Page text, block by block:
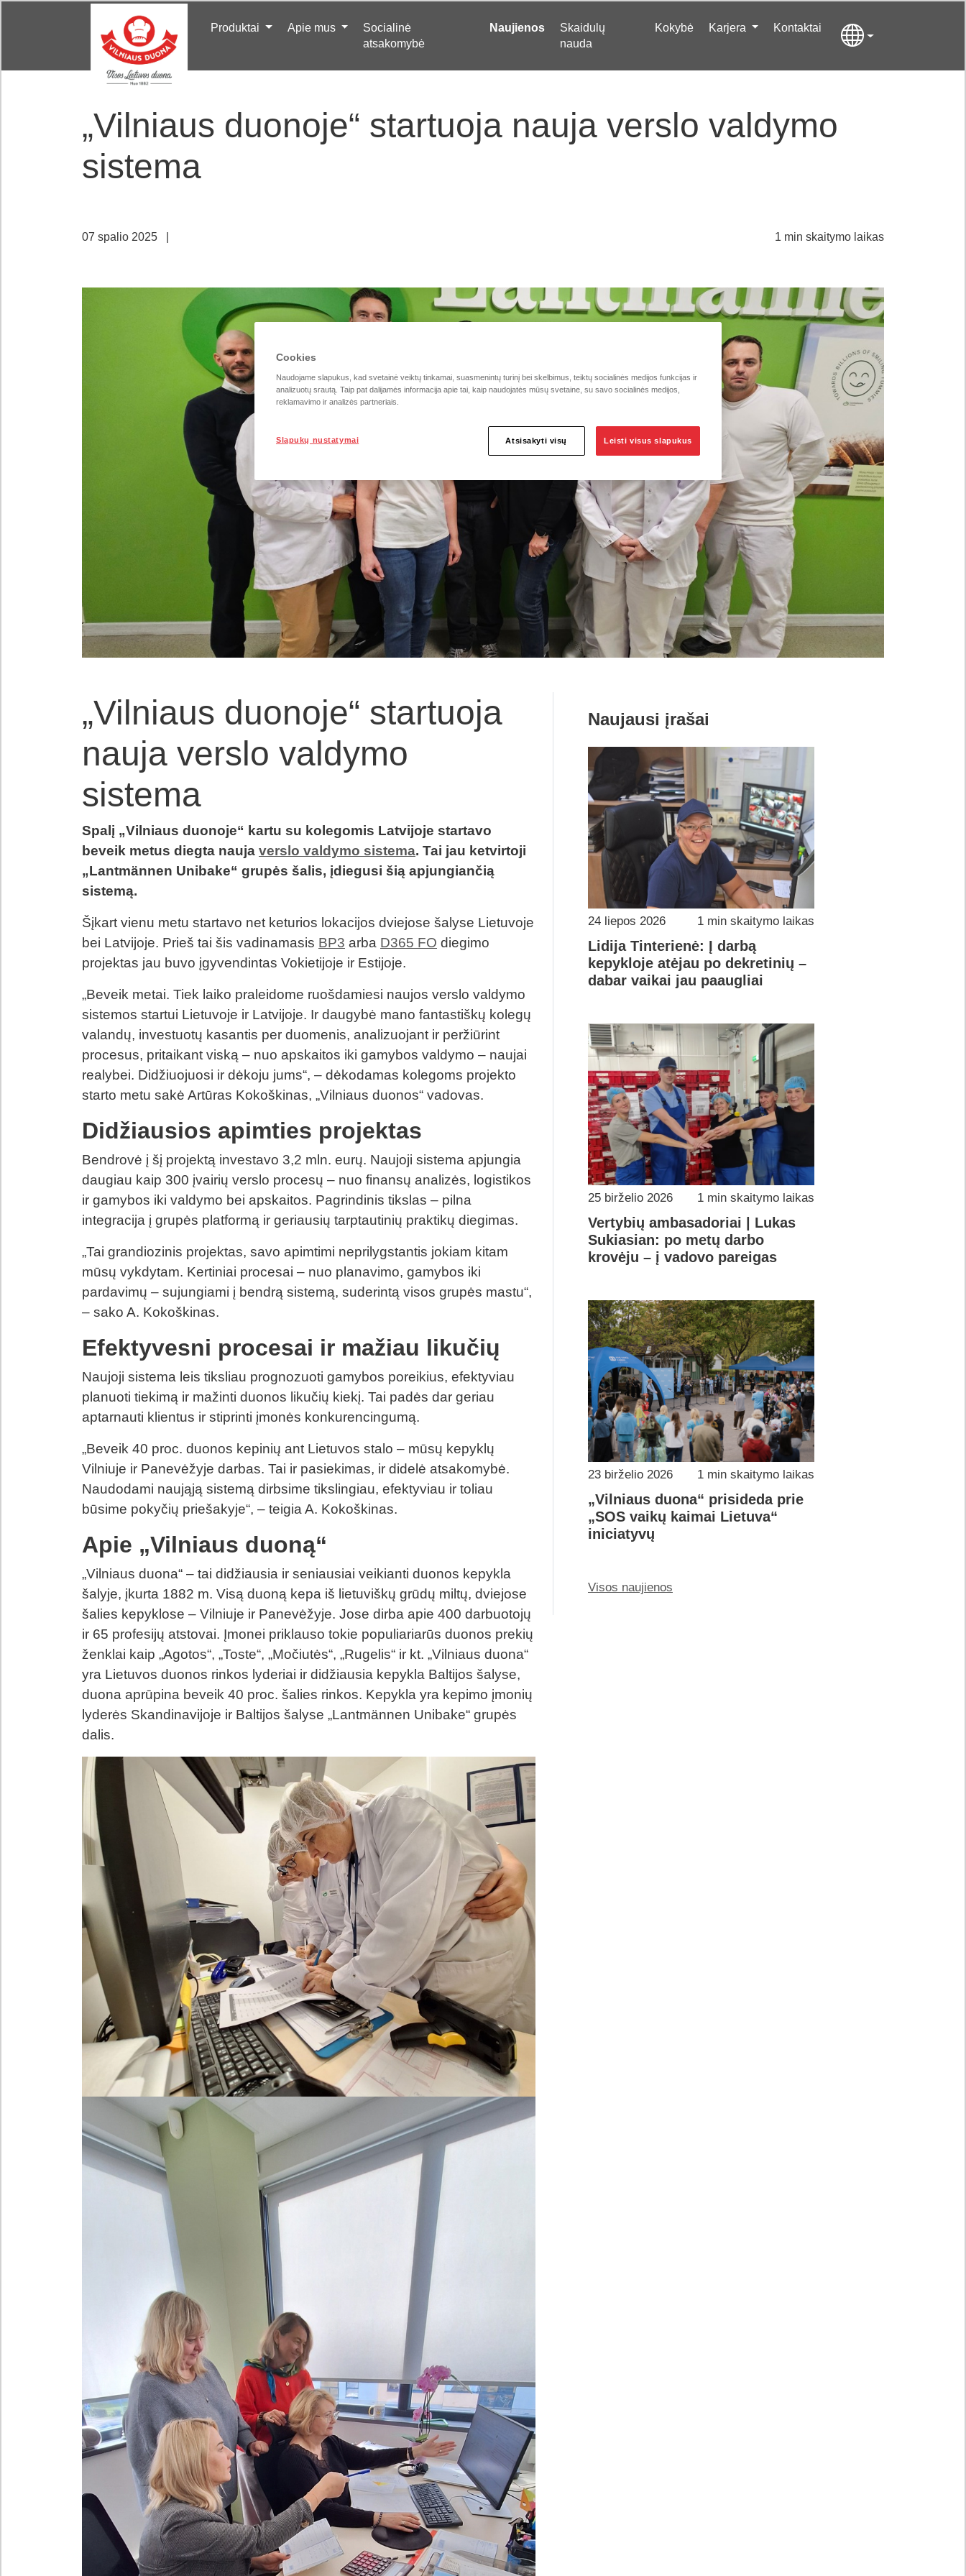
Produktai Apie mus
Socialinė
atsakomybė
Naujienos
Skaidulų
nauda
Kokybė Karjera Kontaktai
„Vilniaus duonoje“ startuoja nauja verslo valdymo
sistema
07 spalio 2025 1 min skaitymo laikas
„Vilniaus duonoje“ startuoja
nauja verslo valdymo
sistema
Spalį „Vilniaus duonoje“ kartu su kolegomis Latvijoje startavo
beveik metus diegta nauja verslo valdymo sistema. Tai jau ketvirtoji
„Lantmännen Unibake“ grupės šalis, įdiegusi šią apjungiančią
sistemą.
Šįkart vienu metu startavo net keturios lokacijos dviejose šalyse Lietuvoje
bei Latvijoje. Prieš tai šis vadinamasis BP3 arba D365 FO diegimo
projektas jau buvo įgyvendintas Vokietijoje ir Estijoje.
„Beveik metai. Tiek laiko praleidome ruošdamiesi naujos verslo valdymo
sistemos startui Lietuvoje ir Latvijoje. Ir daugybė mano fantastiškų kolegų
valandų, investuotų kasantis per duomenis, analizuojant ir peržiūrint
procesus, pritaikant viską – nuo apskaitos iki gamybos valdymo – naujai
realybei. Didžiuojuosi ir dėkoju jums“, – dėkodamas kolegoms projekto
starto metu sakė Artūras Kokoškinas, „Vilniaus duonos“ vadovas.
Didžiausios apimties projektas
Bendrovė į šį projektą investavo 3,2 mln. eurų. Naujoji sistema apjungia
daugiau kaip 300 įvairių verslo procesų – nuo finansų analizės, logistikos
ir gamybos iki valdymo bei apskaitos. Pagrindinis tikslas – pilna
integracija į grupės platformą ir geriausių tarptautinių praktikų diegimas.
„Tai grandiozinis projektas, savo apimtimi neprilygstantis jokiam kitam
mūsų vykdytam. Kertiniai procesai – nuo planavimo, gamybos iki
pardavimų – sujungiami į bendrą sistemą, suderintą visos grupės mastu“,
– sako A. Kokoškinas.
Efektyvesni procesai ir mažiau likučių
Naujoji sistema leis tiksliau prognozuoti gamybos poreikius, efektyviau
planuoti tiekimą ir mažinti duonos likučių kiekį. Tai padės dar geriau
aptarnauti klientus ir stiprinti įmonės konkurencingumą.
„Beveik 40 proc. duonos kepinių ant Lietuvos stalo – mūsų kepyklų
Vilniuje ir Panevėžyje darbas. Tai ir pasiekimas, ir didelė atsakomybė.
Naudodami naująją sistemą dirbsime tikslingiau, efektyviau ir toliau
būsime pokyčių priešakyje“, – teigia A. Kokoškinas.
Apie „Vilniaus duoną“
„Vilniaus duona“ – tai didžiausia ir seniausiai veikianti duonos kepykla
šalyje, įkurta 1882 m. Visą duoną kepa iš lietuviškų grūdų miltų, dviejose
šalies kepyklose – Vilniuje ir Panevėžyje. Jose dirba apie 400 darbuotojų
ir 65 profesijų atstovai. Įmonei priklauso tokie populiariarūs duonos prekių
ženklai kaip „Agotos“, „Toste“, „Močiutės“, „Rugelis“ ir kt. „Vilniaus duona“
yra Lietuvos duonos rinkos lyderiai ir didžiausia kepykla Baltijos šalyse,
duona aprūpina beveik 40 proc. šalies rinkos. Kepykla yra kepimo įmonių
lyderės Skandinavijoje ir Baltijos šalyse „Lantmännen Unibake“ grupės
dalis.
Naujausi įrašai
24 liepos 2026 1 min skaitymo laikas
Lidija Tinterienė: Į darbą
kepykloje atėjau po dekretinių –
dabar vaikai jau paaugliai
25 birželio 2026 1 min skaitymo laikas
Vertybių ambasadoriai | Lukas
Sukiasian: po metų darbo
krovėju – į vadovo pareigas
23 birželio 2026 1 min skaitymo laikas
„Vilniaus duona“ prisideda prie
„SOS vaikų kaimai Lietuva“
iniciatyvų
Visos naujienos
Cookies
Naudojame slapukus, kad svetainė veiktų tinkamai, suasmenintų turinį bei skelbimus, teiktų socialinės medijos funkcijas ir
analizuotų srautą. Taip pat dalijamės informacija apie tai, kaip naudojatės mūsų svetaine, su savo socialinės medijos,
reklamavimo ir analizės partneriais.
Slapukų nustatymai Atsisakyti visų Leisti visus slapukus